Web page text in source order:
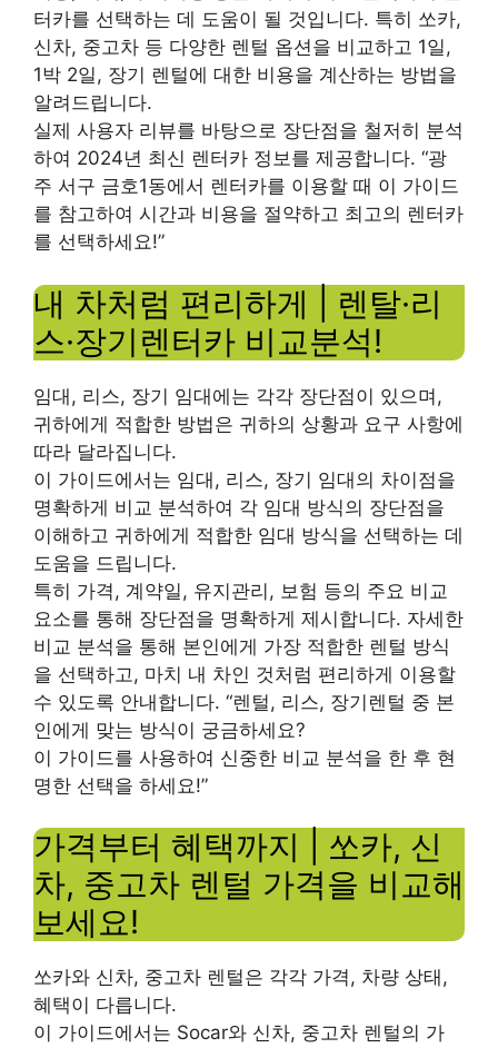
터카를 선택하는 데 도움이 될 것입니다. 특히 쏘카,
신차, 중고차 등 다양한 렌털 옵션을 비교하고 1일,
1박 2일, 장기 렌털에 대한 비용을 계산하는 방법을
알려드립니다.
실제 사용자 리뷰를 바탕으로 장단점을 철저히 분석
하여 2024년 최신 렌터카 정보를 제공합니다. “광
주 서구 금호1동에서 렌터카를 이용할 때 이 가이드
를 참고하여 시간과 비용을 절약하고 최고의 렌터카
를 선택하세요!”
내 차처럼 편리하게 | 렌탈·리
스·장기렌터카 비교분석!
임대, 리스, 장기 임대에는 각각 장단점이 있으며,
귀하에게 적합한 방법은 귀하의 상황과 요구 사항에
따라 달라집니다.
이 가이드에서는 임대, 리스, 장기 임대의 차이점을
명확하게 비교 분석하여 각 임대 방식의 장단점을
이해하고 귀하에게 적합한 임대 방식을 선택하는 데
도움을 드립니다.
특히 가격, 계약일, 유지관리, 보험 등의 주요 비교
요소를 통해 장단점을 명확하게 제시합니다. 자세한
비교 분석을 통해 본인에게 가장 적합한 렌털 방식
을 선택하고, 마치 내 차인 것처럼 편리하게 이용할
수 있도록 안내합니다. “렌털, 리스, 장기렌털 중 본
인에게 맞는 방식이 궁금하세요?
이 가이드를 사용하여 신중한 비교 분석을 한 후 현
명한 선택을 하세요!”
가격부터 혜택까지 | 쏘카, 신
차, 중고차 렌털 가격을 비교해
보세요!
쏘카와 신차, 중고차 렌털은 각각 가격, 차량 상태,
혜택이 다릅니다.
이 가이드에서는 Socar와 신차, 중고차 렌털의 가